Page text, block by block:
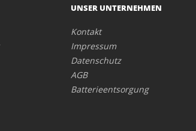
UNSER UNTERNEHMEN
Kontakt
Impressum
Datenschutz
AGB
Batterieentsorgung